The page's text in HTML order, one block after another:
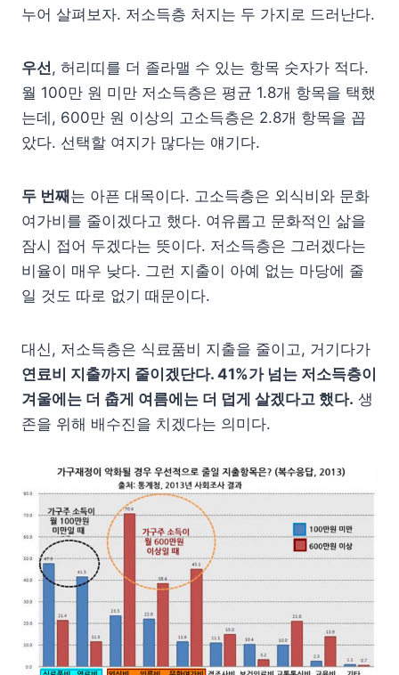
누어 살펴보자. 저소득층 처지는 두 가지로 드러난다.
우선, 허리띠를 더 졸라맬 수 있는 항목 숫자가 적다.
월 100만 원 미만 저소득층은 평균 1.8개 항목을 택했
는데, 600만 원 이상의 고소득층은 2.8개 항목을 꼽
았다. 선택할 여지가 많다는 얘기다.
두 번째 는 아픈 대목이다. 고소득층은 외식비와 문화
여가비를 줄이겠다고 했다. 여유롭고 문화적인 삶을
잠시 접어 두겠다는 뜻이다. 저소득층은 그러겠다는
비율이 매우 낮다. 그런 지출이 아예 없는 마당에 줄
일 것도 따로 없기 때문이다.
대신, 저소득층은 식료품비 지출을 줄이고, 거기다가
연료비 지출까지 줄이겠단다. 41%가 넘는 저소득층이
겨울에는 더 춥게 여름에는 더 덥게 살겠다고 했다. 생
존을 위해 배수진을 치겠다는 의미다.